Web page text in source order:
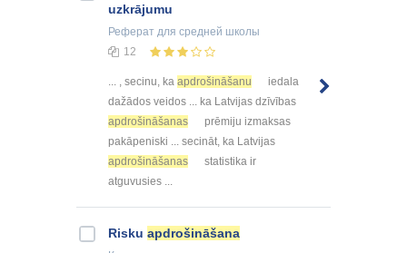
uzkrājumu
Реферат для средней школы
12
... , secinu, ka apdrošināšanu
iedala
dažādos veidos ... ka Latvijas dzīvības
apdrošināšanas
prēmiju izmaksas
pakāpeniski ... secināt, ka Latvijas
apdrošināšanas
statistika ir
atguvusies ...
Risku apdrošināšana